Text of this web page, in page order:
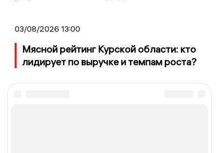
03/08/2026 13:00
Мясной рейтинг Курской области: кто
лидирует по выручке и темпам роста?